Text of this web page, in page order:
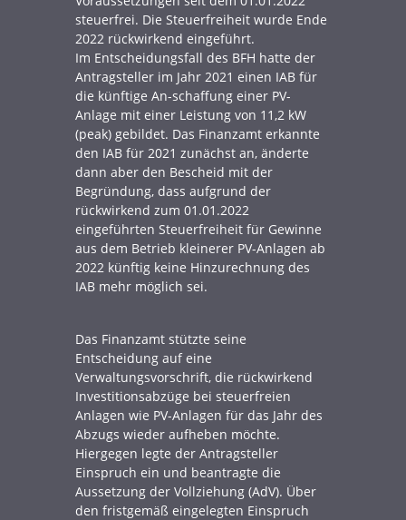
steuerfrei. Die Steuerfreiheit wurde Ende
2022 rückwirkend eingeführt.
Im Entscheidungsfall des BFH hatte der
Antragsteller im Jahr 2021 einen IAB für
die künftige An-schaffung einer PV-
Anlage mit einer Leistung von 11,2 kW
(peak) gebildet. Das Finanzamt erkannte
den IAB für 2021 zunächst an, änderte
dann aber den Bescheid mit der
Begründung, dass aufgrund der
rückwirkend zum 01.01.2022
eingeführten Steuerfreiheit für Gewinne
aus dem Betrieb kleinerer PV-Anlagen ab
2022 künftig keine Hinzurechnung des
IAB mehr möglich sei.
Das Finanzamt stützte seine
Entscheidung auf eine
Verwaltungsvorschrift, die rückwirkend
Investitionsabzüge bei steuerfreien
Anlagen wie PV-Anlagen für das Jahr des
Abzugs wieder aufheben möchte.
Hiergegen legte der Antragsteller
Einspruch ein und beantragte die
Aussetzung der Vollziehung (AdV). Über
den fristgemäß eingelegten Einspruch